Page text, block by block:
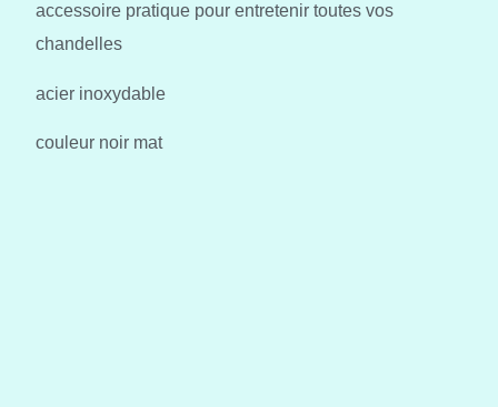
accessoire pratique pour entretenir toutes vos
chandelles
acier inoxydable
couleur noir mat